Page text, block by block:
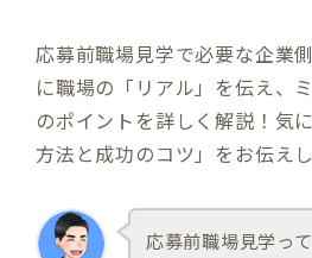
応募前職場見学で必要な企業
に職場の「リアル」を伝え、
のポイントを詳しく解説！気
方法と成功のコツ」をお伝えし
応募前職場見学っ